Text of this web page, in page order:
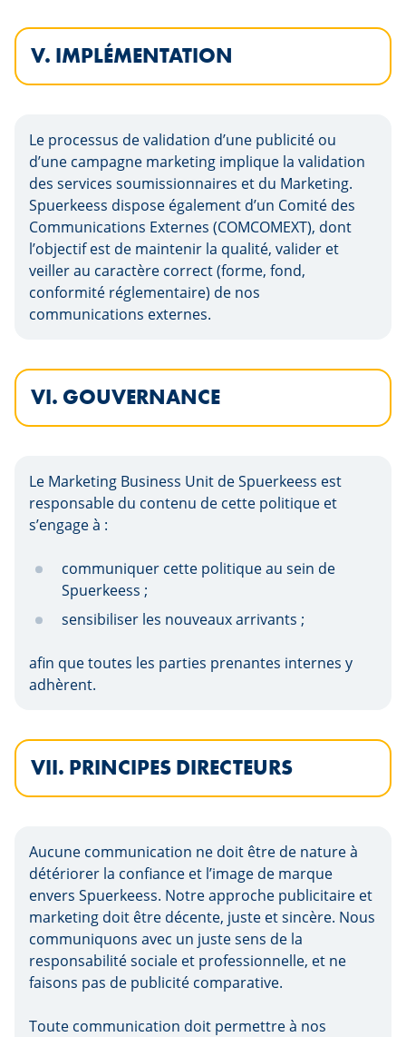
V. IMPLÉMENTATION
Le processus de validation d’une publicité ou
d’une campagne marketing implique la validation
des services soumissionnaires et du Marketing.
Spuerkeess dispose également d’un Comité des
Communications Externes (COMCOMEXT), dont
l’objectif est de maintenir la qualité, valider et
veiller au caractère correct (forme, fond,
conformité réglementaire) de nos
communications externes.
VI. GOUVERNANCE
Le Marketing Business Unit de Spuerkeess est
responsable du contenu de cette politique et
s’engage à :
communiquer cette politique au sein de
Spuerkeess ;
sensibiliser les nouveaux arrivants ;
afin que toutes les parties prenantes internes y
adhèrent.
VII. PRINCIPES DIRECTEURS
Aucune communication ne doit être de nature à
détériorer la confiance et l’image de marque
envers Spuerkeess. Notre approche publicitaire et
marketing doit être décente, juste et sincère. Nous
communiquons avec un juste sens de la
responsabilité sociale et professionnelle, et ne
faisons pas de publicité comparative.
Toute communication doit permettre à nos